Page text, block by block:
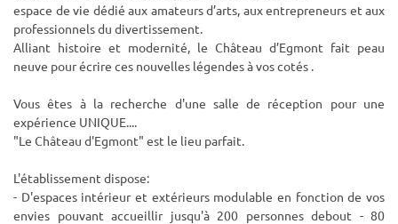
espace de vie dédié aux amateurs d’arts, aux entrepreneurs et aux
professionnels du divertissement.
Alliant histoire et modernité, le Château d’Egmont fait peau
neuve pour écrire ces nouvelles légendes à vos cotés .
Vous êtes à la recherche d'une salle de réception pour une
expérience UNIQUE....
"Le Château d'Egmont" est le lieu parfait.
L'établissement dispose:
- D'espaces intérieur et extérieurs modulable en fonction de vos
envies pouvant accueillir jusqu'à 200 personnes debout - 80